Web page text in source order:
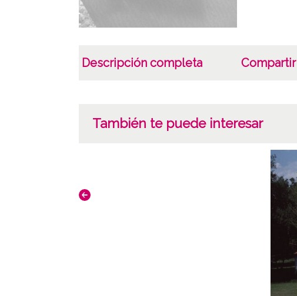
Descripción completa Compartir
También te puede interesar